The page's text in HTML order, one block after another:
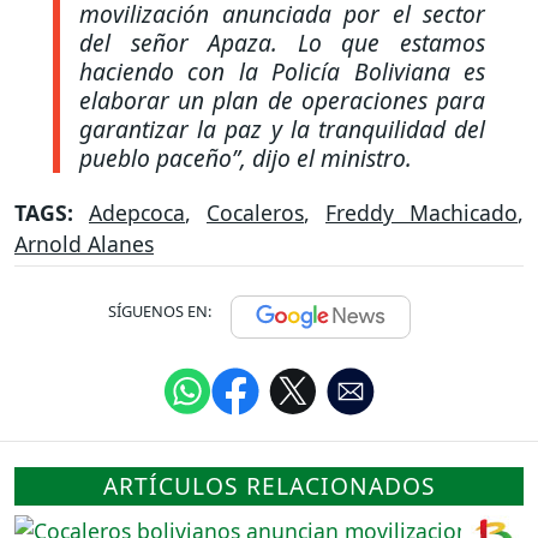
movilización anunciada por el sector
del señor Apaza. Lo que estamos
haciendo con la Policía Boliviana es
elaborar un plan de operaciones para
garantizar la paz y la tranquilidad del
pueblo paceño”, dijo el ministro.
TAGS: Adepcoca, Cocaleros, Freddy Machicado,
Arnold Alanes
SÍGUENOS EN:
ARTÍCULOS RELACIONADOS